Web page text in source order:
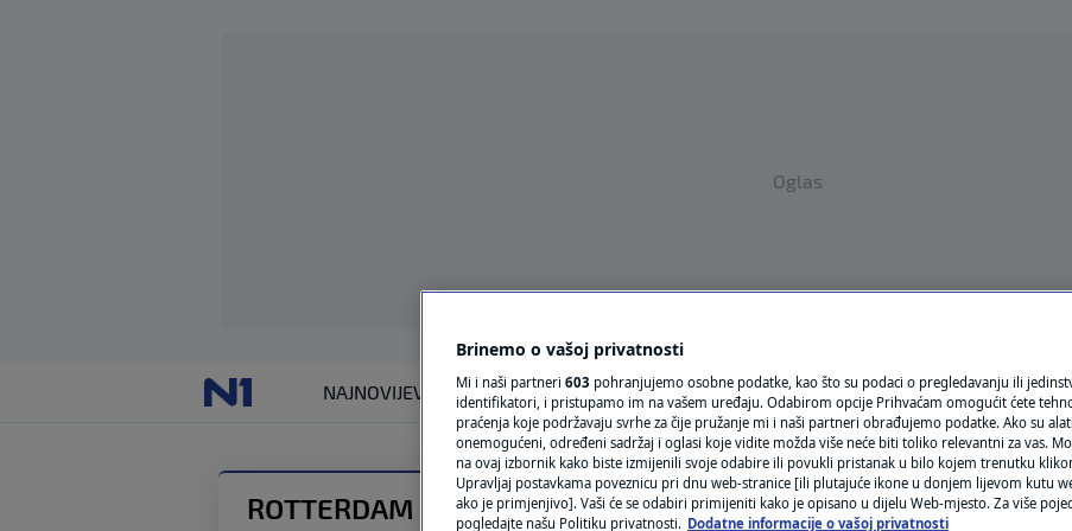
Oglas
NAJNOVIJEVIJESTI SVIJET
VRIJEME
N1 TEME
REGIJA
ROTTERDAM
Brinemo o vašoj privatnosti
Mi i naši partneri 603 pohranjujemo osobne podatke, kao što su podaci o pregledavanju ili
identifikatori, i pristupamo im na vašem uređaju. Odabirom opcije Prihvaćam omogućit ćete
praćenja koje podržavaju svrhe za čije pružanje mi i naši partneri obrađujemo podatke. Ako su
onemogućeni, određeni sadržaj i oglasi koje vidite možda više neće biti toliko relevantni za vas.
na ovaj izbornik kako biste izmijenili svoje odabire ili povukli pristanak u bilo kojem trenutku
Upravljaj postavkama poveznicu pri dnu web-stranice [ili plutajuće ikone u donjem lijevom kutu
ako je primjenjivo]. Vaši će se odabiri primijeniti kako je opisano u dijelu Web-mjesto. Za više
pogledajte našu Politiku privatnosti. Dodatne informacije o vašoj privatnosti